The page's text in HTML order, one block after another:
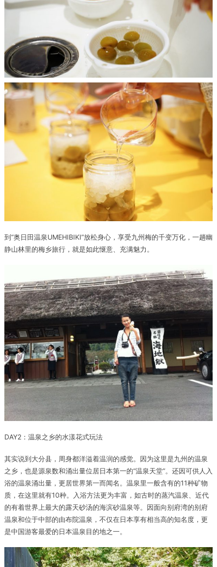
到“奥日田温泉UMEHIBIKI”放松身心，享受九州梅的千变万化，一趟幽
静山林里的梅乡旅行，就是如此惬意、充满魅力。
DAY2：温泉之乡的水漾花式玩法
其实说到大分县，周身都洋溢着温润的感觉。因为这里是九州的温泉
之乡，也是源泉数和涌出量位居日本第一的“温泉天堂”。还因可供人入
浴的温泉涌出量，更居世界第一而闻名。温泉里一般含有的11种矿物
质，在这里就有10种。入浴方法更为丰富，如古时的蒸汽温泉、近代
的有着世界上最大的露天砂汤的海滨砂温泉等。因面向别府湾的别府
温泉和位于中部的由布院温泉，不仅在日本享有相当高的知名度，更
是中国游客最爱的日本温泉目的地之一。